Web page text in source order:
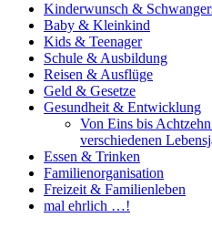
Kinderwunsch &
Baby & Kleinkind
Kids & Teenager
Schule & Ausbildung
Reisen & Ausflüge
Geld & Gesetze
Gesundheit & Entwicklung
Von Eins bis
verschiedenen
Essen & Trinken
Familienorganisation
Freizeit & Familienleben
mal ehrlich …!